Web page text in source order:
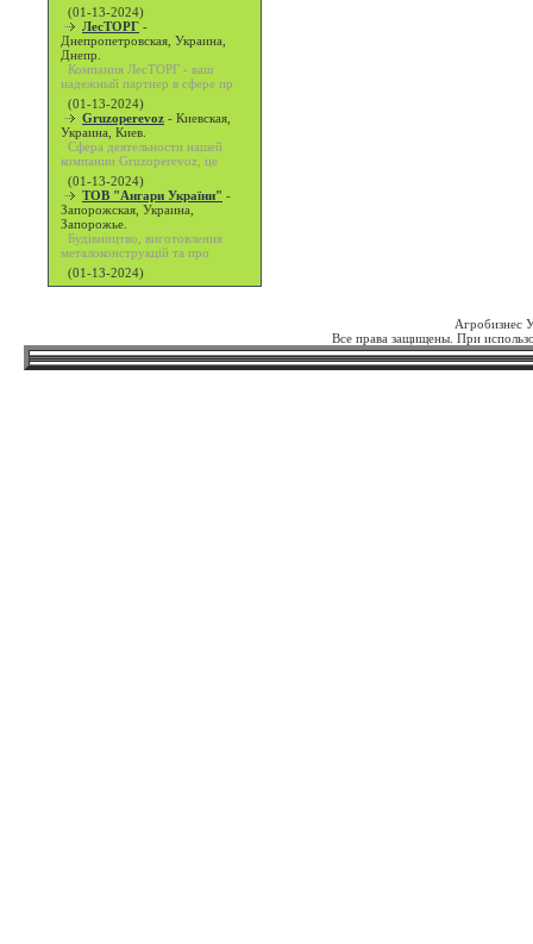
(01-13-2024)
ЛесТОРГ -
Днепропетровская, Украина,
Днепр.
Компания ЛесТОРГ - ваш
надежный партнер в сфере пр
(01-13-2024)
Gruzoperevoz - Киевская,
Украина, Киев.
Сфера деятельности нашей
компании Gruzoperevoz, це
(01-13-2024)
ТОВ "Ангари України" -
Запорожская, Украина,
Запорожье.
Будівництво, виготовлення
металоконструкцій та про
(01-13-2024)
Агробизнес
Все права защищены. При